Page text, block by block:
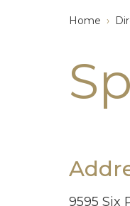
Home ›
9595 Six